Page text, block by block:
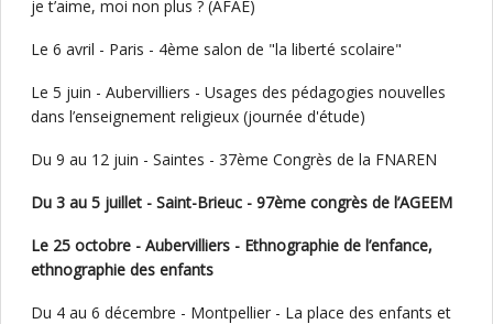
je t’aime, moi non plus ? (AFAE)
Le 6 avril - Paris - 4ème salon de "la liberté scolaire"
Le 5 juin - Aubervilliers - Usages des pédagogies nouvelles
dans l’enseignement religieux (journée d'étude)
Du 9 au 12 juin - Saintes - 37ème Congrès de la FNAREN
Du 3 au 5 juillet - Saint-Brieuc - 97ème congrès de l’AGEEM
Le 25 octobre - Aubervilliers - Ethnographie de l’enfance,
ethnographie des enfants
Du 4 au 6 décembre - Montpellier - La place des enfants et